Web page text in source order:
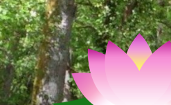
Aller
au
contenu
principal